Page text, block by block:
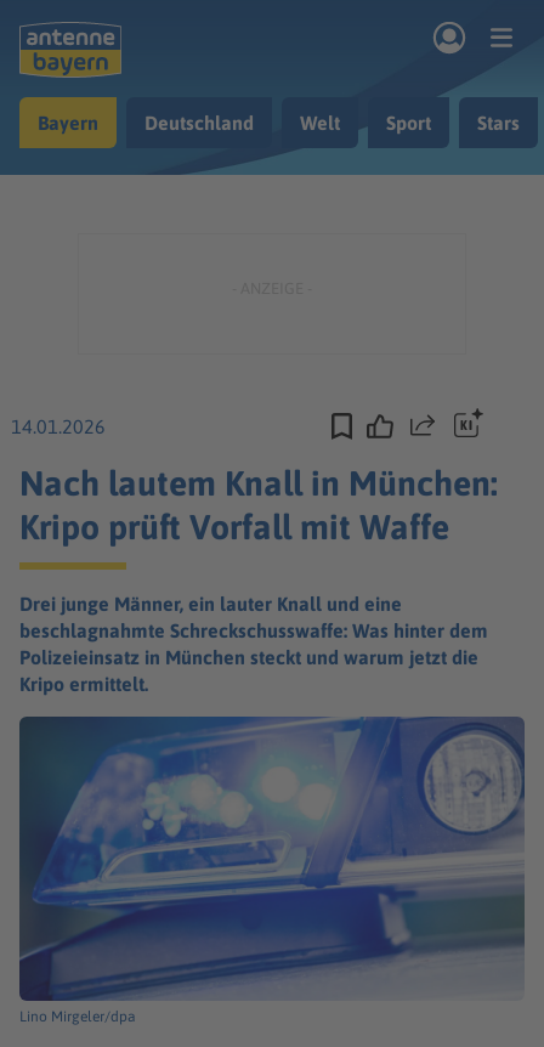
Musik & Radio
Bayern Deutschland Welt Sport Stars
14.01.2026 Teilen
Nach lautem Knall in München:
Kripo prüft Vorfall mit Waffe
Drei junge Männer, ein lauter Knall und eine
beschlagnahmte Schreckschusswaffe: Was hinter dem
Polizeieinsatz in München steckt und warum jetzt die
Kripo ermittelt.
Lino Mirgeler/dpa